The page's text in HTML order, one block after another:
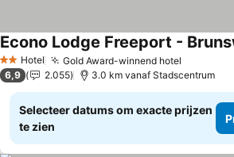
2 Sterren
Hotel Gold Award-winnend hotel
Econo Lodge Freeport -
6,9 2.055 3.0 km vanaf Stadscentrum
Selecteer datums om exacte prijzen
te zien